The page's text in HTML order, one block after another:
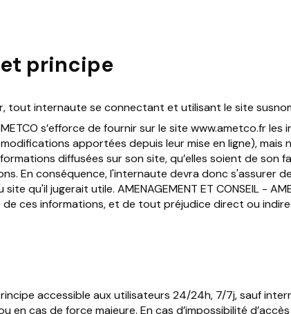
principe
tout internaute se connectant et utilisant le site
s’efforce de fournir sur le site www.ametco.fr
apportées depuis leur mise en ligne), mais
diffusées sur son site, qu’elles soient de son
En conséquence, l'internaute devra donc s'assurer
qu'il jugerait utile. AMENAGEMENT ET CONSEIL -
ces informations, et de tout préjudice direct ou
accessible aux utilisateurs 24/24h, 7/7j, sauf
en cas de force majeure. En cas d’impossibilité d’accès